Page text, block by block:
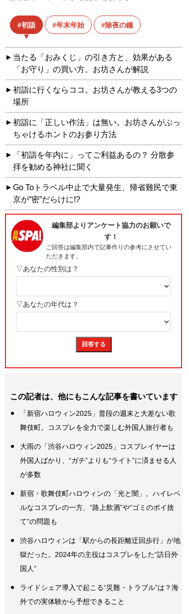
初詣 年末年始 除夜の鐘
当たる「おみくじ」の引き方と、効果がある
「お守り」の買い方。お坊さんが解説
初詣に行くならココ。お坊さんが教える3つの
場所
初詣に「正しい作法」は無い。お坊さんがぶっ
ちゃけるホントのお参り方法
「初詣を年内に」ってご利益あるの？ 分散参
拝を勧める神社に聞く
Go Toトラベル中止で大量発生、帰省難民で東
京が“密”だらけに!?
この記者は、他にもこんな記事を書いています
「新宿ハロウィン2025」普段の週末と大差ない歌
舞伎町。コスプレを全力で楽しむ外国人旅行者も
大雨の「渋谷ハロウィン2025」コスプレイヤーは
外国人ばかり、“ガチ”よりも“ライト”に済ませる人
が多数
新宿・歌舞伎町ハロウィンの「光と闇」。ハイレベ
ルなコスプレの一方、“路上飲酒”や“ゴミのポイ捨
て”の問題も
渋谷ハロウィンは「駅からの長距離迂回歩行」が地
獄だった。2024年の主役はコスプレをした“訪日外
国人”
ライドシェア導入で起こる“災難・トラブル”は？海
外での実体験から予想できること